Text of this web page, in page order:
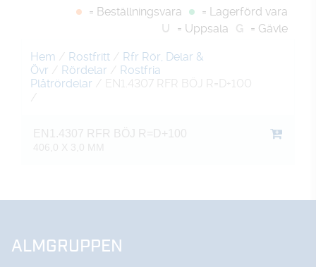
= Beställningsvara
= Lagerförd vara
U
= Uppsala G = Gävle
Hem / Rostfritt / Rfr Rör, Delar &
Övr / Rördelar / Rostfria
Plåtrördelar / EN1.4307 RFR BÖJ R=D+100
/
EN1.4307 RFR BÖJ R=D+100
406,0 X 3,0 MM
ALMGRUPPEN